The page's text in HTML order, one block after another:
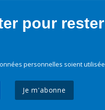
pour
personnelles soient
Je m'abonne